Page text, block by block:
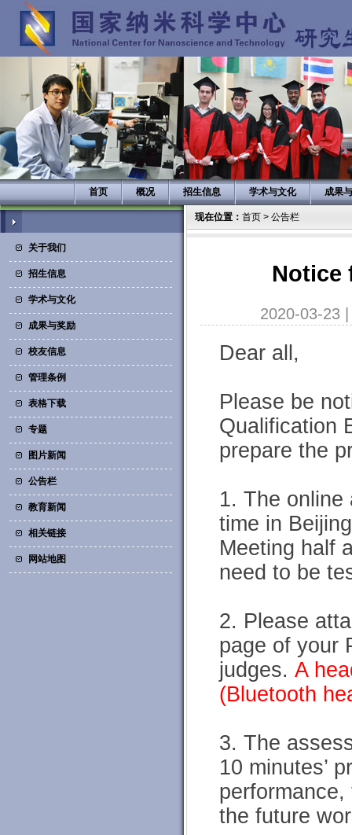
首页 概况 招生信息 学术与文化 成果
关于我们
招生信息
学术与文化
成果与奖励
校友信息
管理条例
表格下载
专题
图片新闻
公告栏
教育新闻
相关链接
网站地图
现在位置： 首页 > 公告栏
Notice
2020-03-23
Dear all,
Please be
Qualification
prepare the
1. The online
time in
Meeting half
need to be
2. Please
page of your
judges. A
(Bluetooth
3. The
10 minutes’
the future